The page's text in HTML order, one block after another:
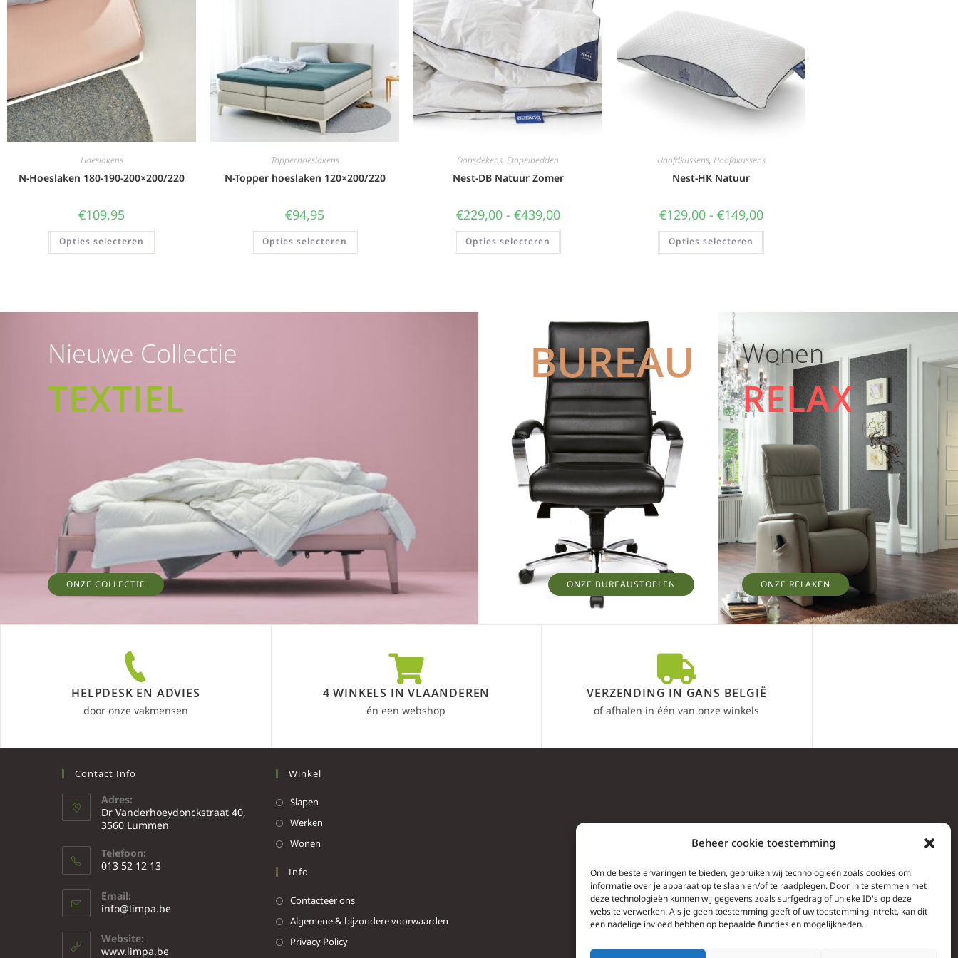
Beheer cookie toestemming
Om de beste ervaringen te bieden, gebruiken wij technologieën zoals cookies om
informatie over je apparaat op te slaan en/of te raadplegen. Door in te stemmen met
deze technologieën kunnen wij gegevens zoals surfgedrag of unieke ID's op deze
website verwerken. Als je geen toestemming geeft of uw toestemming intrekt, kan dit
een nadelige invloed hebben op bepaalde functies en mogelijkheden.
Hoeslakens
N-Hoeslaken 180-190-200×200/220
€109,95
Opties selecteren
Topperhoeslakens
N-Topper hoeslaken 120×200/220
€94,95
Opties selecteren
Donsdekens, Stapelbedden
Nest-DB Natuur Zomer
€229,00 - €439,00
Opties selecteren
Hoofdkussens, Hoofdkussens
Nest-HK Natuur
€129,00 - €149,00
Opties selecteren
Nieuwe Collectie
TEXTIEL
ONZE COLLECTIE
BUREAU
ONZE BUREAUSTOELEN
Wonen
RELAX
ONZE RELAXEN
HELPDESK EN ADVIES
door onze vakmensen
4 WINKELS IN VLAANDEREN
én een webshop
VERZENDING IN GANS BELGIË
of afhalen in één van onze winkels
Contact Info
Adres:
Dr Vanderhoeydonckstraat 40,
3560 Lummen
Telefoon:
013 52 12 13
Email:
info@limpa.be
Website:
www.limpa.be
Winkel
Slapen
Werken
Wonen
Info
Contacteer ons
Algemene & bijzondere voorwaarden
Privacy Policy